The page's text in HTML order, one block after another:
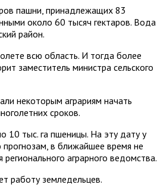
пашни, принадлежащих 83
около 60 тысяч гектаров. Вода
район.
всю область. И тогда более
заместитель министра сельского
некоторым аграриям начать
сроков.
10 тыс. га пшеницы. На эту дату у
прогнозам, в ближайшее время не
аграрного ведомства.
работу земледельцев.